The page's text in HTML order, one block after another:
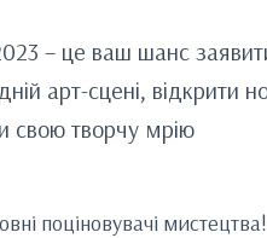
– це ваш шанс
арт-сцені, відкрити
свою творчу мрію
поціновувачі